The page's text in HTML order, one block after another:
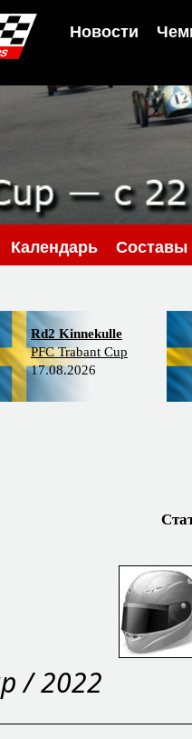
Новости
Календарь Составы
Rd2 Kinnekulle
PFC Trabant Cup
17.08.2026
/ 2022